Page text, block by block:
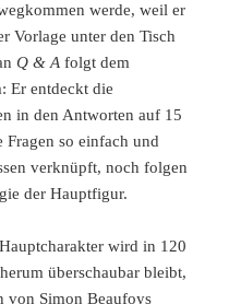
werde, weil er
Vorlage unter den Tisch
Q & A folgt dem
Er entdeckt die
in den Antworten auf 15
so einfach und
verknüpft, noch folgen
der Hauptfigur.
wird in 120
überschaubar bleibt,
von Simon Beaufoys